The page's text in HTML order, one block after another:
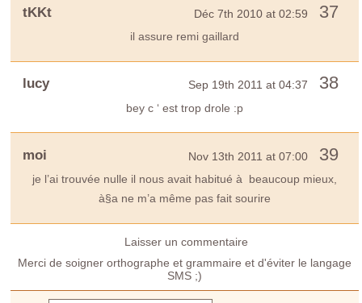
tKKt Déc 7th 2010 at 02:59 37
il assure remi gaillard
lucy Sep 19th 2011 at 04:37 38
bey c ‘ est trop drole :p
moi Nov 13th 2011 at 07:00 39
je l’ai trouvée nulle il nous avait habitué à beaucoup mieux,
à§a ne m’a même pas fait sourire
Laisser un commentaire
Merci de soigner orthographe et grammaire et d'éviter le langage
SMS ;)